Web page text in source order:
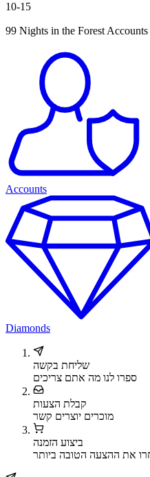
10-15
99 Nights in the Forest Accounts
Accounts
Diamonds
שליחת בקשה
ספרו לנו מה אתם צריכים
קבלת הצעות
מוכרים יוצרים קשר
ביצוע הזמנה
את ההצעה הטובה ביותר